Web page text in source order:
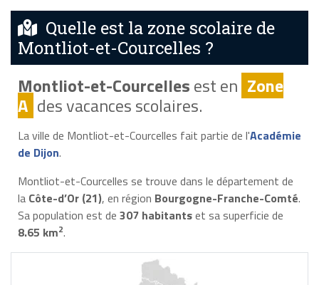
Quelle est la zone scolaire de
Montliot-et-Courcelles ?
Montliot-et-Courcellesest en Zone
A des vacances scolaires.
La ville de Montliot-et-Courcelles fait partie de l'Académie
de Dijon.
Montliot-et-Courcelles se trouve dans le département de
la Côte-d’Or (21), en région Bourgogne-Franche-Comté.
Sa population est de 307 habitantset sa superficie de
8.65 km2.